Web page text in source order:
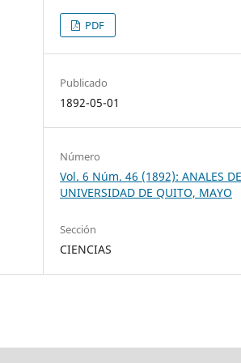
PDF
Publicado
1892-05-01
Número
Vol. 6 Núm. 46 (1892): ANALES
UNIVERSIDAD DE QUITO, MAYO
Sección
CIENCIAS